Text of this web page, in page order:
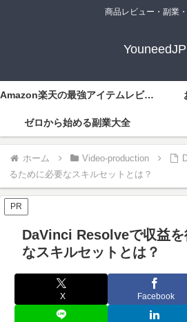
商品レビュー・副業
YouneedJP
Amazon楽天の最強アイテムレビュー
ゼロから始める副業大全
ホーム Video-production
るために必要なスキルセットとは？
PR
DaVinci Resolveで収益
なスキルセットとは？
X Facebook